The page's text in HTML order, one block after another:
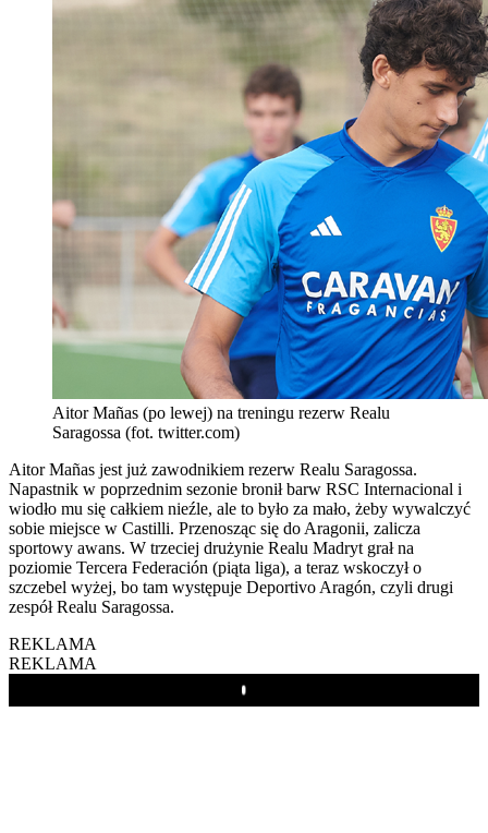
Aitor Mañas (po lewej) na treningu rezerw Realu
Saragossa (fot. twitter.com)
Aitor Mañas jest już zawodnikiem rezerw Realu Saragossa.
Napastnik w poprzednim sezonie bronił barw RSC Internacional i
wiodło mu się całkiem nieźle, ale to było za mało, żeby wywalczyć
sobie miejsce w Castilli. Przenosząc się do Aragonii, zalicza
sportowy awans. W trzeciej drużynie Realu Madryt grał na
poziomie Tercera Federación (piąta liga), a teraz wskoczył o
szczebel wyżej, bo tam występuje Deportivo Aragón, czyli drugi
zespół Realu Saragossa.
REKLAMA
REKLAMA
Play